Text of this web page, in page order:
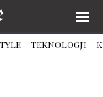
TEKNOLOGJI